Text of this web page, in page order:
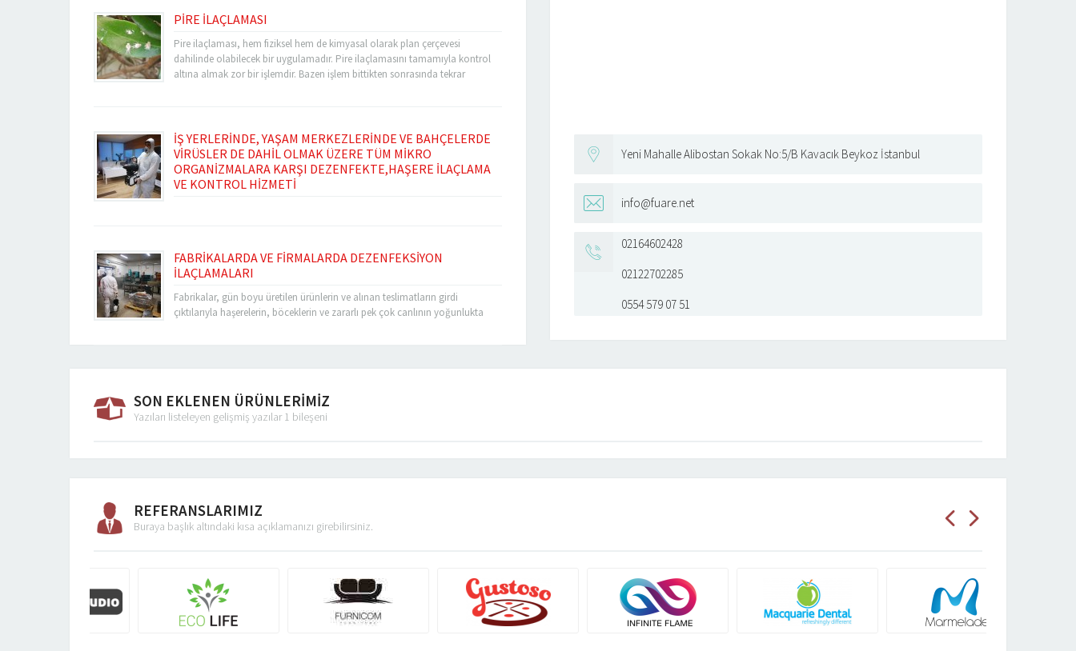
PİRE İLAÇLAMASI
Pire ilaçlaması, hem fiziksel hem de kimyasal olarak plan çerçevesi
dahilinde olabilecek bir uygulamadır. Pire ilaçlamasını tamamıyla kontrol
altına almak zor bir işlemdir. Bazen işlem bittikten sonrasında tekrar
İŞ YERLERİNDE, YAŞAM MERKEZLERİNDE VE BAHÇELERDE
VİRÜSLER DE DAHİL OLMAK ÜZERE TÜM MİKRO
ORGANİZMALARA KARŞI DEZENFEKTE,HAŞERE İLAÇLAMA
VE KONTROL HİZMETİ
Fuare İlaçlama olarak sizlere dezenfekte ilaçlama ile ilgili hizmet
sunmaktayız. Dezenfekte ilaçlamaya en çok yaşam alanlarınızda, iş
yerlerinizde ve bahçelerde ihtiyaç duyarsınız. Bunun...
FABRİKALARDA VE FİRMALARDA DEZENFEKSİYON
İLAÇLAMALARI
Fabrikalar, gün boyu üretilen ürünlerin ve alınan teslimatların girdi
çıktılarıyla haşerelerin, böceklerin ve zararlı pek çok canlının yoğunlukta
Fabrikalarda ve firmalarda çalışan ve bağlantı...
Yeni Mahalle Alibostan Sokak No:5/B Kavacık Beykoz İstanbul
info@fuare.net
02164602428
02122702285
0554 579 07 51
SON EKLENEN ÜRÜNLERİMİZ
Yazıları listeleyen gelişmiş yazılar 1 bileşeni
REFERANSLARIMIZ
Buraya başlık altındaki kısa açıklamanızı girebilirsiniz.